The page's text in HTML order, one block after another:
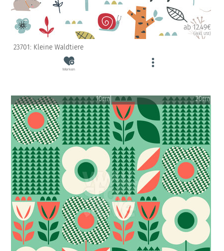
ab 12.49€
(inkl. USt)
23701: Kleine Waldtiere
Merken
10cm 20cm